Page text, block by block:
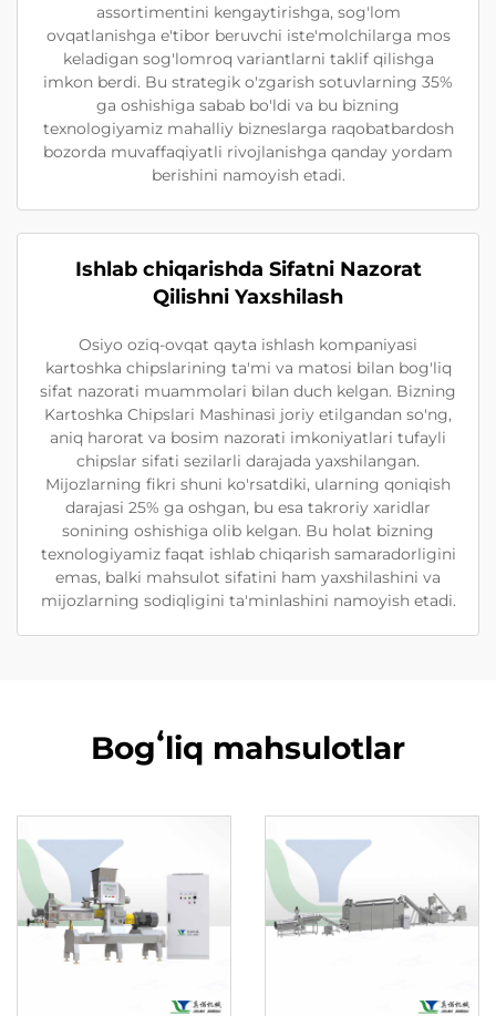
assortimentini kengaytirishga, sog'lom
ovqatlanishga e'tibor beruvchi iste'molchilarga mos
keladigan sog'lomroq variantlarni taklif qilishga
imkon berdi. Bu strategik o'zgarish sotuvlarning 35%
ga oshishiga sabab bo'ldi va bu bizning
texnologiyamiz mahalliy bizneslarga raqobatbardosh
bozorda muvaffaqiyatli rivojlanishga qanday yordam
berishini namoyish etadi.
Ishlab chiqarishda Sifatni Nazorat
Qilishni Yaxshilash
Osiyo oziq-ovqat qayta ishlash kompaniyasi
kartoshka chipslarining ta'mi va matosi bilan bog'liq
sifat nazorati muammolari bilan duch kelgan. Bizning
Kartoshka Chipslari Mashinasi joriy etilgandan so'ng,
aniq harorat va bosim nazorati imkoniyatlari tufayli
chipslar sifati sezilarli darajada yaxshilangan.
Mijozlarning fikri shuni ko'rsatdiki, ularning qoniqish
darajasi 25% ga oshgan, bu esa takroriy xaridlar
sonining oshishiga olib kelgan. Bu holat bizning
texnologiyamiz faqat ishlab chiqarish samaradorligini
emas, balki mahsulot sifatini ham yaxshilashini va
mijozlarning sodiqligini ta'minlashini namoyish etadi.
Bogʻliq mahsulotlar